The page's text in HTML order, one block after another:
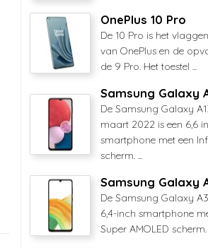
OnePlus 10 Pro
De 10 Pro is het
van OnePlus en de
de 9 Pro. Het toestel ...
Samsung Galaxy
De Samsung Galaxy
maart 2022 is een 6,6
smartphone met een
scherm. ...
Samsung Galaxy
De Samsung Galaxy
6,4-inch smartphone
Super AMOLED scherm.